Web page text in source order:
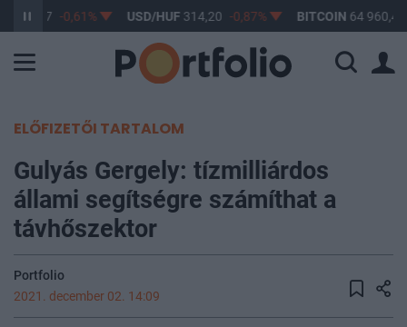
363,17 -0,61% USD/HUF 314,20 -0,87% BITCOIN 64 960,48
ELŐFIZETŐI TARTALOM
Gulyás Gergely: tízmilliárdos
állami segítségre számíthat a
távhőszektor
Portfolio
2021. december 02. 14:09